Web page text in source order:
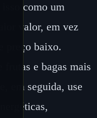
isso como um
valor, em vez
preço baixo.
frutas e bagas mais
em seguida, use